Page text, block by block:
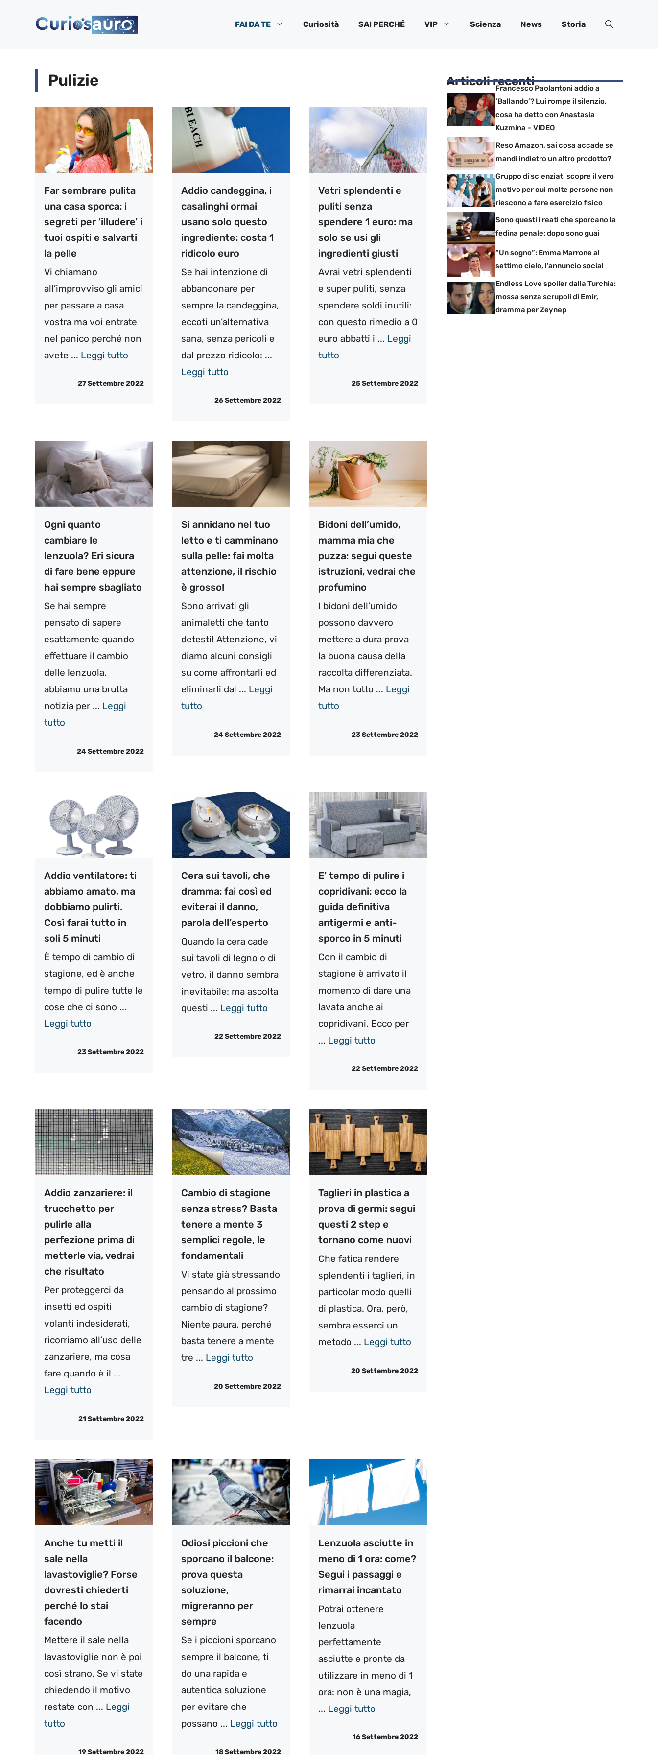
FAI DA TE Curiosità SAI PERCHÉ VIP Scienza News Storia
Pulizie
Far sembrare pulita
una casa sporca: i
segreti per ‘illudere’ i
tuoi ospiti e salvarti
la pelle
Vi chiamano
all’improvviso gli amici
per passare a casa
vostra ma voi entrate
nel panico perché non
avete ... Leggi tutto
27 Settembre 2022
Addio candeggina, i
casalinghi ormai
usano solo questo
ingrediente: costa 1
ridicolo euro
Se hai intenzione di
abbandonare per
sempre la candeggina,
eccoti un’alternativa
sana, senza pericoli e
dal prezzo ridicolo: ...
Leggi tutto
26 Settembre 2022
Vetri splendenti e
puliti senza
spendere 1 euro: ma
solo se usi gli
ingredienti giusti
Avrai vetri splendenti
e super puliti, senza
spendere soldi inutili:
con questo rimedio a 0
euro abbatti i ... Leggi
tutto
25 Settembre 2022
Ogni quanto
cambiare le
lenzuola? Eri sicura
di fare bene eppure
hai sempre sbagliato
Se hai sempre
pensato di sapere
esattamente quando
effettuare il cambio
delle lenzuola,
abbiamo una brutta
notizia per ... Leggi
tutto
24 Settembre 2022
Si annidano nel tuo
letto e ti camminano
sulla pelle: fai molta
attenzione, il rischio
è grosso!
Sono arrivati gli
animaletti che tanto
detesti! Attenzione, vi
diamo alcuni consigli
su come affrontarli ed
eliminarli dal ... Leggi
tutto
24 Settembre 2022
Bidoni dell’umido,
mamma mia che
puzza: segui queste
istruzioni, vedrai che
profumino
I bidoni dell’umido
possono davvero
mettere a dura prova
la buona causa della
raccolta differenziata.
Ma non tutto ... Leggi
tutto
23 Settembre 2022
Addio ventilatore: ti
abbiamo amato, ma
dobbiamo pulirti.
Così farai tutto in
soli 5 minuti
È tempo di cambio di
stagione, ed è anche
tempo di pulire tutte le
cose che ci sono ...
Leggi tutto
23 Settembre 2022
Cera sui tavoli, che
dramma: fai così ed
eviterai il danno,
parola dell’esperto
Quando la cera cade
sui tavoli di legno o di
vetro, il danno sembra
inevitabile: ma ascolta
questi ... Leggi tutto
22 Settembre 2022
E’ tempo di pulire i
copridivani: ecco la
guida definitiva
antigermi e anti-
sporco in 5 minuti
Con il cambio di
stagione è arrivato il
momento di dare una
lavata anche ai
copridivani. Ecco per
... Leggi tutto
22 Settembre 2022
Addio zanzariere: il
trucchetto per
pulirle alla
perfezione prima di
metterle via, vedrai
che risultato
Per proteggerci da
insetti ed ospiti
volanti indesiderati,
ricorriamo all’uso delle
zanzariere, ma cosa
fare quando è il ...
Leggi tutto
21 Settembre 2022
Cambio di stagione
senza stress? Basta
tenere a mente 3
semplici regole, le
fondamentali
Vi state già stressando
pensando al prossimo
cambio di stagione?
Niente paura, perché
basta tenere a mente
tre ... Leggi tutto
20 Settembre 2022
Taglieri in plastica a
prova di germi: segui
questi 2 step e
tornano come nuovi
Che fatica rendere
splendenti i taglieri, in
particolar modo quelli
di plastica. Ora, però,
sembra esserci un
metodo ... Leggi tutto
20 Settembre 2022
Anche tu metti il
sale nella
lavastoviglie? Forse
dovresti chiederti
perché lo stai
facendo
Mettere il sale nella
lavastoviglie non è poi
così strano. Se vi state
chiedendo il motivo
restate con ... Leggi
tutto
19 Settembre 2022
Odiosi piccioni che
sporcano il balcone:
prova questa
soluzione,
migreranno per
sempre
Se i piccioni sporcano
sempre il balcone, ti
do una rapida e
autentica soluzione
per evitare che
possano ... Leggi tutto
18 Settembre 2022
Lenzuola asciutte in
meno di 1 ora: come?
Segui i passaggi e
rimarrai incantato
Potrai ottenere
lenzuola
perfettamente
asciutte e pronte da
utilizzare in meno di 1
ora: non è una magia,
... Leggi tutto
16 Settembre 2022
Articoli recentiFrancesco Paolantoni addio a
‘Ballando’? Lui rompe il silenzio,
cosa ha detto con Anastasia
Kuzmina – VIDEO
Reso Amazon, sai cosa accade se
mandi indietro un altro prodotto?
Gruppo di scienziati scopre il vero
motivo per cui molte persone non
riescono a fare esercizio fisico
Sono questi i reati che sporcano la
fedina penale: dopo sono guai
“Un sogno”: Emma Marrone al
settimo cielo, l’annuncio social
Endless Love spoiler dalla Turchia:
mossa senza scrupoli di Emir,
dramma per Zeynep